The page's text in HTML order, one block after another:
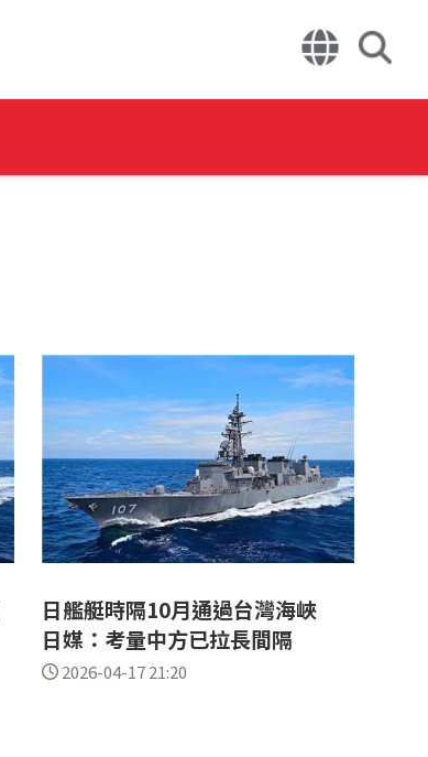
日艦艇時隔10月通過台灣海峽
日媒：考量中方已拉長間隔
2026-04-17 21:20